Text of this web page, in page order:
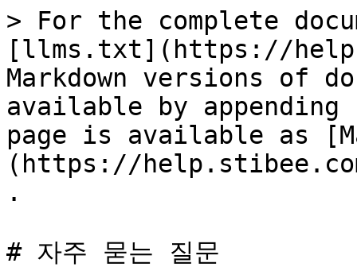
> For the complete
[llms.txt](https://
Markdown versions of
available by
page is available as
(https://
.
# 자주 묻는 질문